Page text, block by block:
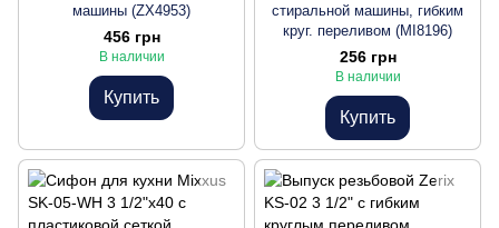
машины (ZX4953)
456 грн
В наличии
Купить
стиральной машины, гибким
круг. переливом (MI8196)
256 грн
В наличии
Купить